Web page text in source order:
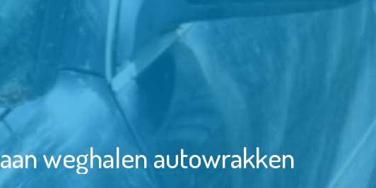
weghalen autowrakken